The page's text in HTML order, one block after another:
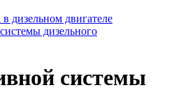
дизельном двигателе
дизельного
системы